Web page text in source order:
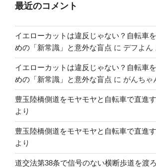
最近のコメント
イエローカットは違反じゃない？自転車
めの「新常識」と意外な盲点 に デフよん
イエローカットは違反じゃない？自転車
めの「新常識」と意外な盲点 に がんちゃ
豊玉陸橋側道をモヤモヤと自転車で直進
より
豊玉陸橋側道をモヤモヤと自転車で直進
より
道交法第38条で信号のない横断歩道を渡